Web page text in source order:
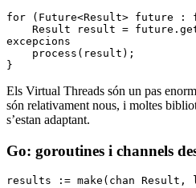
for ( Future<Result> future :
    Result
result = future .
excepcions
    process(result)
;
}
Els Virtual Threads són un pas
són relativament nous, i moltes
s’estan adaptant.
Go: goroutines i channels
results := make ( chan Result ,